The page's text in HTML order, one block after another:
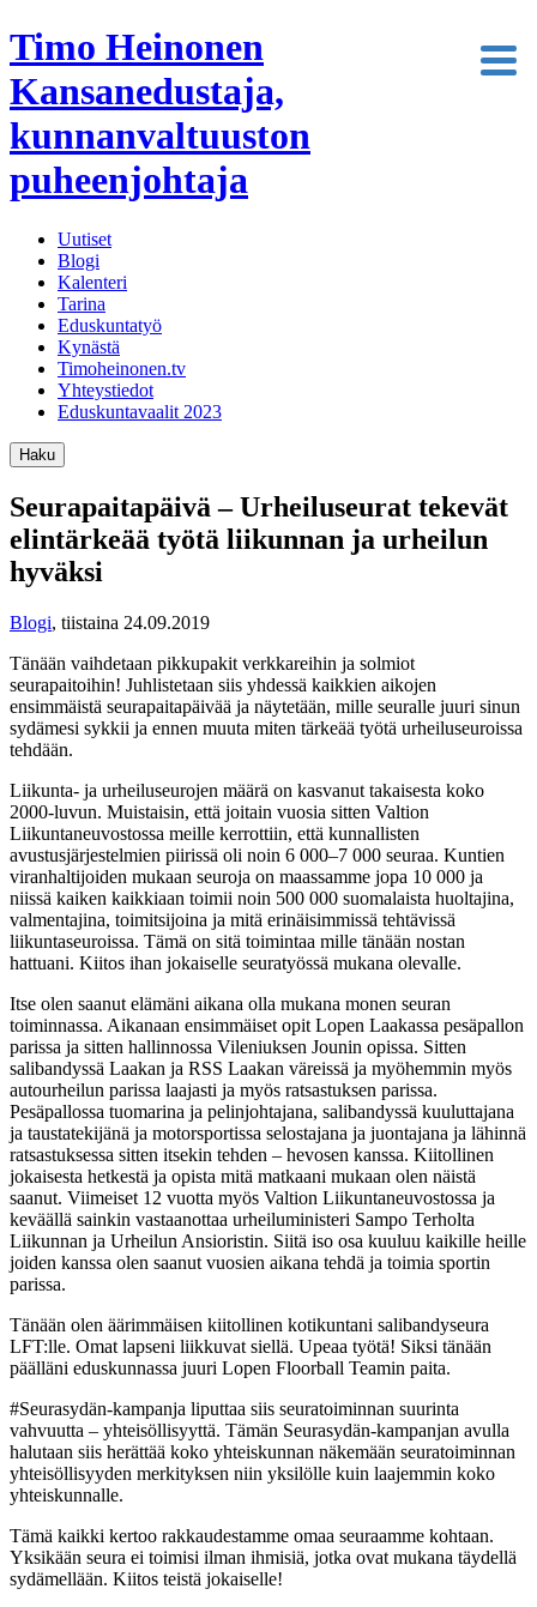
Timo Heinonen
Kansanedustaja,
kunnanvaltuuston
puheenjohtaja
Uutiset
Blogi
Kalenteri
Tarina
Eduskuntatyö
Kynästä
Timoheinonen.tv
Yhteystiedot
Eduskuntavaalit 2023
Haku
Seurapaitapäivä – Urheiluseurat tekevät
elintärkeää työtä liikunnan ja urheilun
hyväksi
Blogi, tiistaina 24.09.2019
Tänään vaihdetaan pikkupakit verkkareihin ja solmiot
seurapaitoihin! Juhlistetaan siis yhdessä kaikkien aikojen
ensimmäistä seurapaitapäivää ja näytetään, mille seuralle juuri sinun
sydämesi sykkii ja ennen muuta miten tärkeää työtä urheiluseuroissa
tehdään.
Liikunta- ja urheiluseurojen määrä on kasvanut takaisesta koko
2000-luvun. Muistaisin, että joitain vuosia sitten Valtion
Liikuntaneuvostossa meille kerrottiin, että kunnallisten
avustusjärjestelmien piirissä oli noin 6 000‒7 000 seuraa. Kuntien
viranhaltijoiden mukaan seuroja on maassamme jopa 10 000 ja
niissä kaiken kaikkiaan toimii noin 500 000 suomalaista huoltajina,
valmentajina, toimitsijoina ja mitä erinäisimmissä tehtävissä
liikuntaseuroissa. Tämä on sitä toimintaa mille tänään nostan
hattuani. Kiitos ihan jokaiselle seuratyössä mukana olevalle.
Itse olen saanut elämäni aikana olla mukana monen seuran
toiminnassa. Aikanaan ensimmäiset opit Lopen Laakassa pesäpallon
parissa ja sitten hallinnossa Vileniuksen Jounin opissa. Sitten
salibandyssä Laakan ja RSS Laakan väreissä ja myöhemmin myös
autourheilun parissa laajasti ja myös ratsastuksen parissa.
Pesäpallossa tuomarina ja pelinjohtajana, salibandyssä kuuluttajana
ja taustatekijänä ja motorsportissa selostajana ja juontajana ja lähinnä
ratsastuksessa sitten itsekin tehden – hevosen kanssa. Kiitollinen
jokaisesta hetkestä ja opista mitä matkaani mukaan olen näistä
saanut. Viimeiset 12 vuotta myös Valtion Liikuntaneuvostossa ja
keväällä sainkin vastaanottaa urheiluministeri Sampo Terholta
Liikunnan ja Urheilun Ansioristin. Siitä iso osa kuuluu kaikille heille
joiden kanssa olen saanut vuosien aikana tehdä ja toimia sportin
parissa.
Tänään olen äärimmäisen kiitollinen kotikuntani salibandyseura
LFT:lle. Omat lapseni liikkuvat siellä. Upeaa työtä! Siksi tänään
päälläni eduskunnassa juuri Lopen Floorball Teamin paita.
#Seurasydän-kampanja liputtaa siis seuratoiminnan suurinta
vahvuutta – yhteisöllisyyttä. Tämän Seurasydän-kampanjan avulla
halutaan siis herättää koko yhteiskunnan näkemään seuratoiminnan
yhteisöllisyyden merkityksen niin yksilölle kuin laajemmin koko
yhteiskunnalle.
Tämä kaikki kertoo rakkaudestamme omaa seuraamme kohtaan.
Yksikään seura ei toimisi ilman ihmisiä, jotka ovat mukana täydellä
sydämellään. Kiitos teistä jokaiselle!